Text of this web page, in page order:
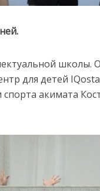
школы.
для детей
акимата